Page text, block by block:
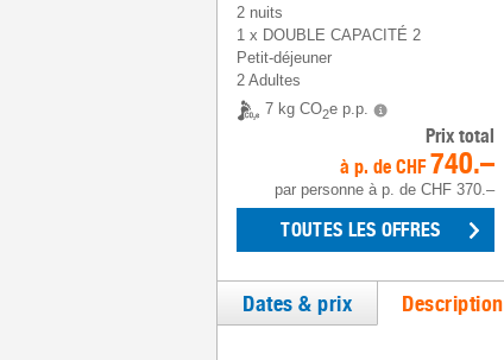
2 nuits
1 x DOUBLE CAPACITÉ 2
Petit-déjeuner
2 Adultes
7 kg CO2e p.p.
Prix total
à p. de CHF 740.–
par personne à p. de CHF 370.–
TOUTES LES OFFRES
Dates & prix Description